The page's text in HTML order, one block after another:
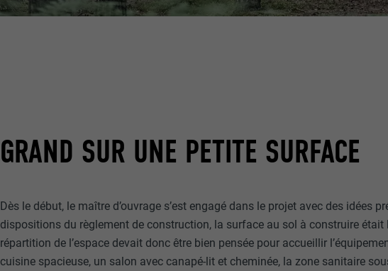
GRAND SUR UNE PETITE SURFACE
Dès le début, le maître d’ouvrage s’est engagé dans le projet avec des idées
dispositions du règlement de construction, la surface au sol à construire était
répartition de l’espace devait donc être bien pensée pour accueillir
cuisine spacieuse, un salon avec canapé-lit et cheminée, la zone sanitaire